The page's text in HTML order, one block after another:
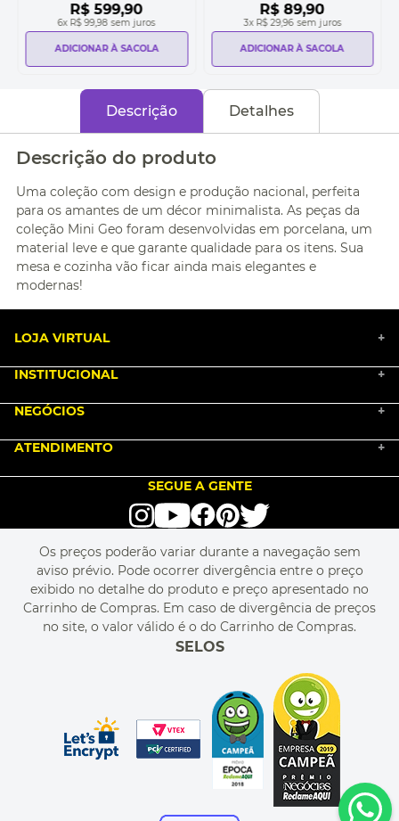
R$ 599,90
6x R$ 99,98 sem juros
ADICIONAR À SACOLA
R$ 89,90
3x R$ 29,96 sem juros
ADICIONAR À SACOLA
Descrição Detalhes
Descrição do produto
Uma coleção com design e produção nacional, perfeita
para os amantes de um décor minimalista. As peças da
coleção Mini Geo foram desenvolvidas em porcelana, um
material leve e que garante qualidade para os itens. Sua
mesa e cozinha vão ficar ainda mais elegantes e
modernas!
LOJA VIRTUAL +
TERMOS DE USO
POLÍTICA DE PRIVACIDADE
PERGUNTAS FREQUENTES
MEU CADASTRO
MEU PEDIDO
CUPONS DE DESCONTO
INSTITUCIONAL +
BLOG
RASTREIE O SEU PEDIDO
MAPA DO SITE
NEGÓCIOS +
LOVE BRANDS
SEJA REVENDEDOR
LIVELO
ATENDIMENTO +
alô alô IMG
SEGUE A GENTE
Os preços poderão variar durante a navegação sem
aviso prévio. Pode ocorrer divergência entre o preço
exibido no detalhe do produto e preço apresentado no
Carrinho de Compras. Em caso de divergência de preços
no site, o valor válido é o do Carrinho de Compras.
SELOS